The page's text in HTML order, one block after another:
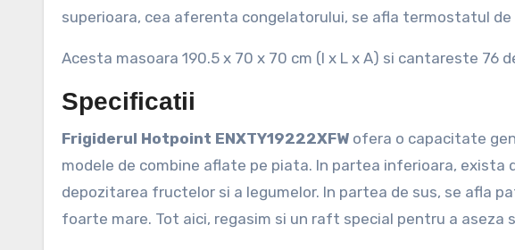
superioara, cea aferenta congelatorului, se afla termostatul
Acesta masoara 190.5 x 70 x 70 cm (l x L x A) si cantareste 76
Specificatii
Frigiderul Hotpoint ENXTY19222XFW ofera o capacitate
modele de combine aflate pe piata. In partea inferioara,
depozitarea fructelor si a legumelor. In partea de sus, se afla
foarte mare. Tot aici, regasim si un raft special pentru a aseza